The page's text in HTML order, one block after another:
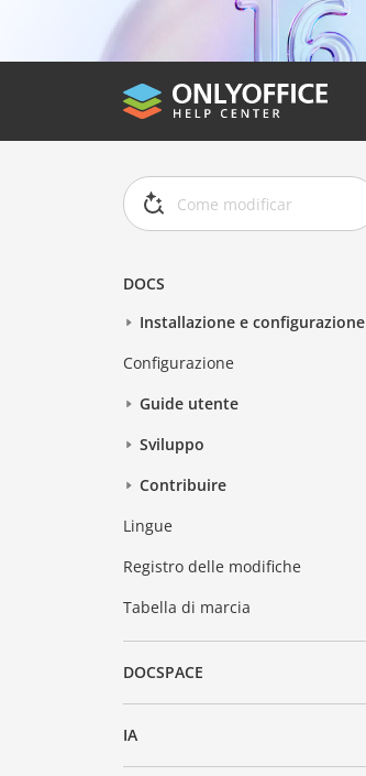
DOCS
Installazione e configurazione
Configurazione
Guide utente
Sviluppo
Contribuire
Lingue
Registro delle modifiche
Tabella di marcia
DOCSPACE
IA